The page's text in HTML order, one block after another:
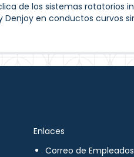
de los sistemas rotatorios
Denjoy en conductos curvos
Enlaces
Correo de Empleados